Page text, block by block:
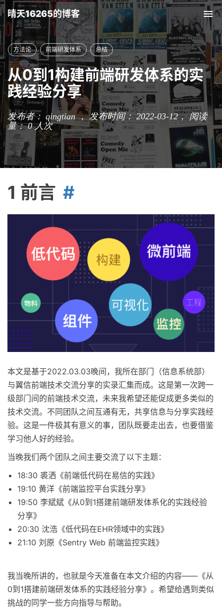
晴天16265的博客
方法论 前端研发体系 总结
从0到1构建前端研发体系的实
践经验分享
发布者： qingtian ， 发布时间： 2022-03-12，阅读
量： 0人次
1 前言
本文是基于2022.03.03晚间，我所在部门（信息系统部）
与翼信前端技术交流分享的实录汇集而成。这是第一次跨一
级部门间的前端技术交流，未来我希望还能促成更多类似的
技术交流。不同团队之间互通有无，共享信息与分享实践经
验。这是一件极其有意义的事，团队既要走出去，也要借鉴
学习他人好的经验。
当晚我们两个团队之间主要交流了以下主题：
18:30 裘洒《前端低代码在易信的实践》
19:10 黄洋《前端监控平台实践分享》
19:50 李斌斌《从0到1搭建前端研发体系化的实践经验
分享》
20:30 沈浩《低代码在EHR领域中的实践》
21:10 刘原《Sentry Web 前端监控实践》
我当晚所讲的，也就是今天准备在本文介绍的内容——《从
0到1搭建前端研发体系的实践经验分享》。希望给遇到类似
挑战的同学一些方向指导与帮助。